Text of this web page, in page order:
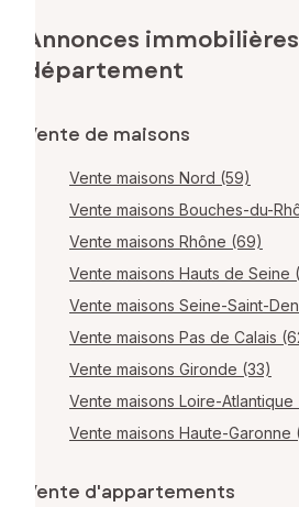
Annonces
département
Vente de maisons
Vente maisons Nord (59)
Vente maisons Bouches-du-
Vente maisons Rhône (69)
Vente maisons Hauts de Seine
Vente maisons Seine-Saint-
Vente maisons Pas de Calais
Vente maisons Gironde (33)
Vente maisons Loire-Atlantique
Vente maisons Haute-Garonne
Vente d'appartements